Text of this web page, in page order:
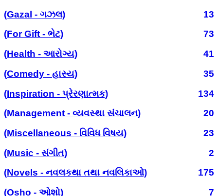
(Gazal - ગઝલ)
13
(For Gift - ભેટ)
73
(Health - આરોગ્ય)
41
(Comedy - હાસ્ય)
35
(Inspiration - પ્રેરણાત્મક)
134
(Management - વ્યવસ્થા સંચાલન)
20
(Miscellaneous - વિવિધ વિષય)
23
(Music - સંગીત)
2
(Novels - નવલકથા તથા નવલિકાઓ)
175
(Osho - ઓશો)
7